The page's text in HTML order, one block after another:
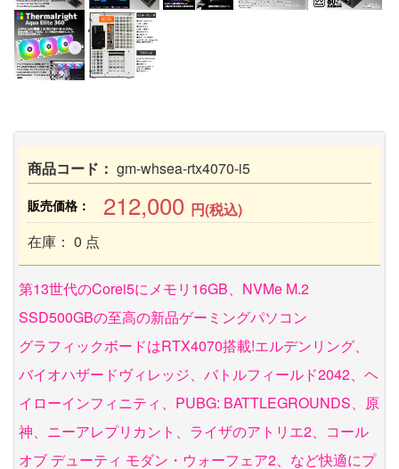
商品コード： gm-whsea-rtx4070-i5
販売価格： 212,000 円(税込)
在庫： 0 点
第13世代のCorei5にメモリ16GB、NVMe M.2
SSD500GBの至高の新品ゲーミングパソコン
グラフィックボードはRTX4070搭載!エルデンリング、
バイオハザードヴィレッジ、バトルフィールド2042、ヘ
イローインフィニティ、PUBG: BATTLEGROUNDS、原
神、ニーアレプリカント、ライザのアトリエ2、コール
オブ デューティ モダン・ウォーフェア2、など快適にプ